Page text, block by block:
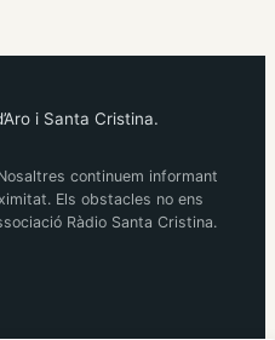
i Santa Cristina.
continuem informant
Els obstacles no ens
Ràdio Santa Cristina.